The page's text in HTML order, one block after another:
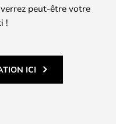
peut-être votre
!
ICI